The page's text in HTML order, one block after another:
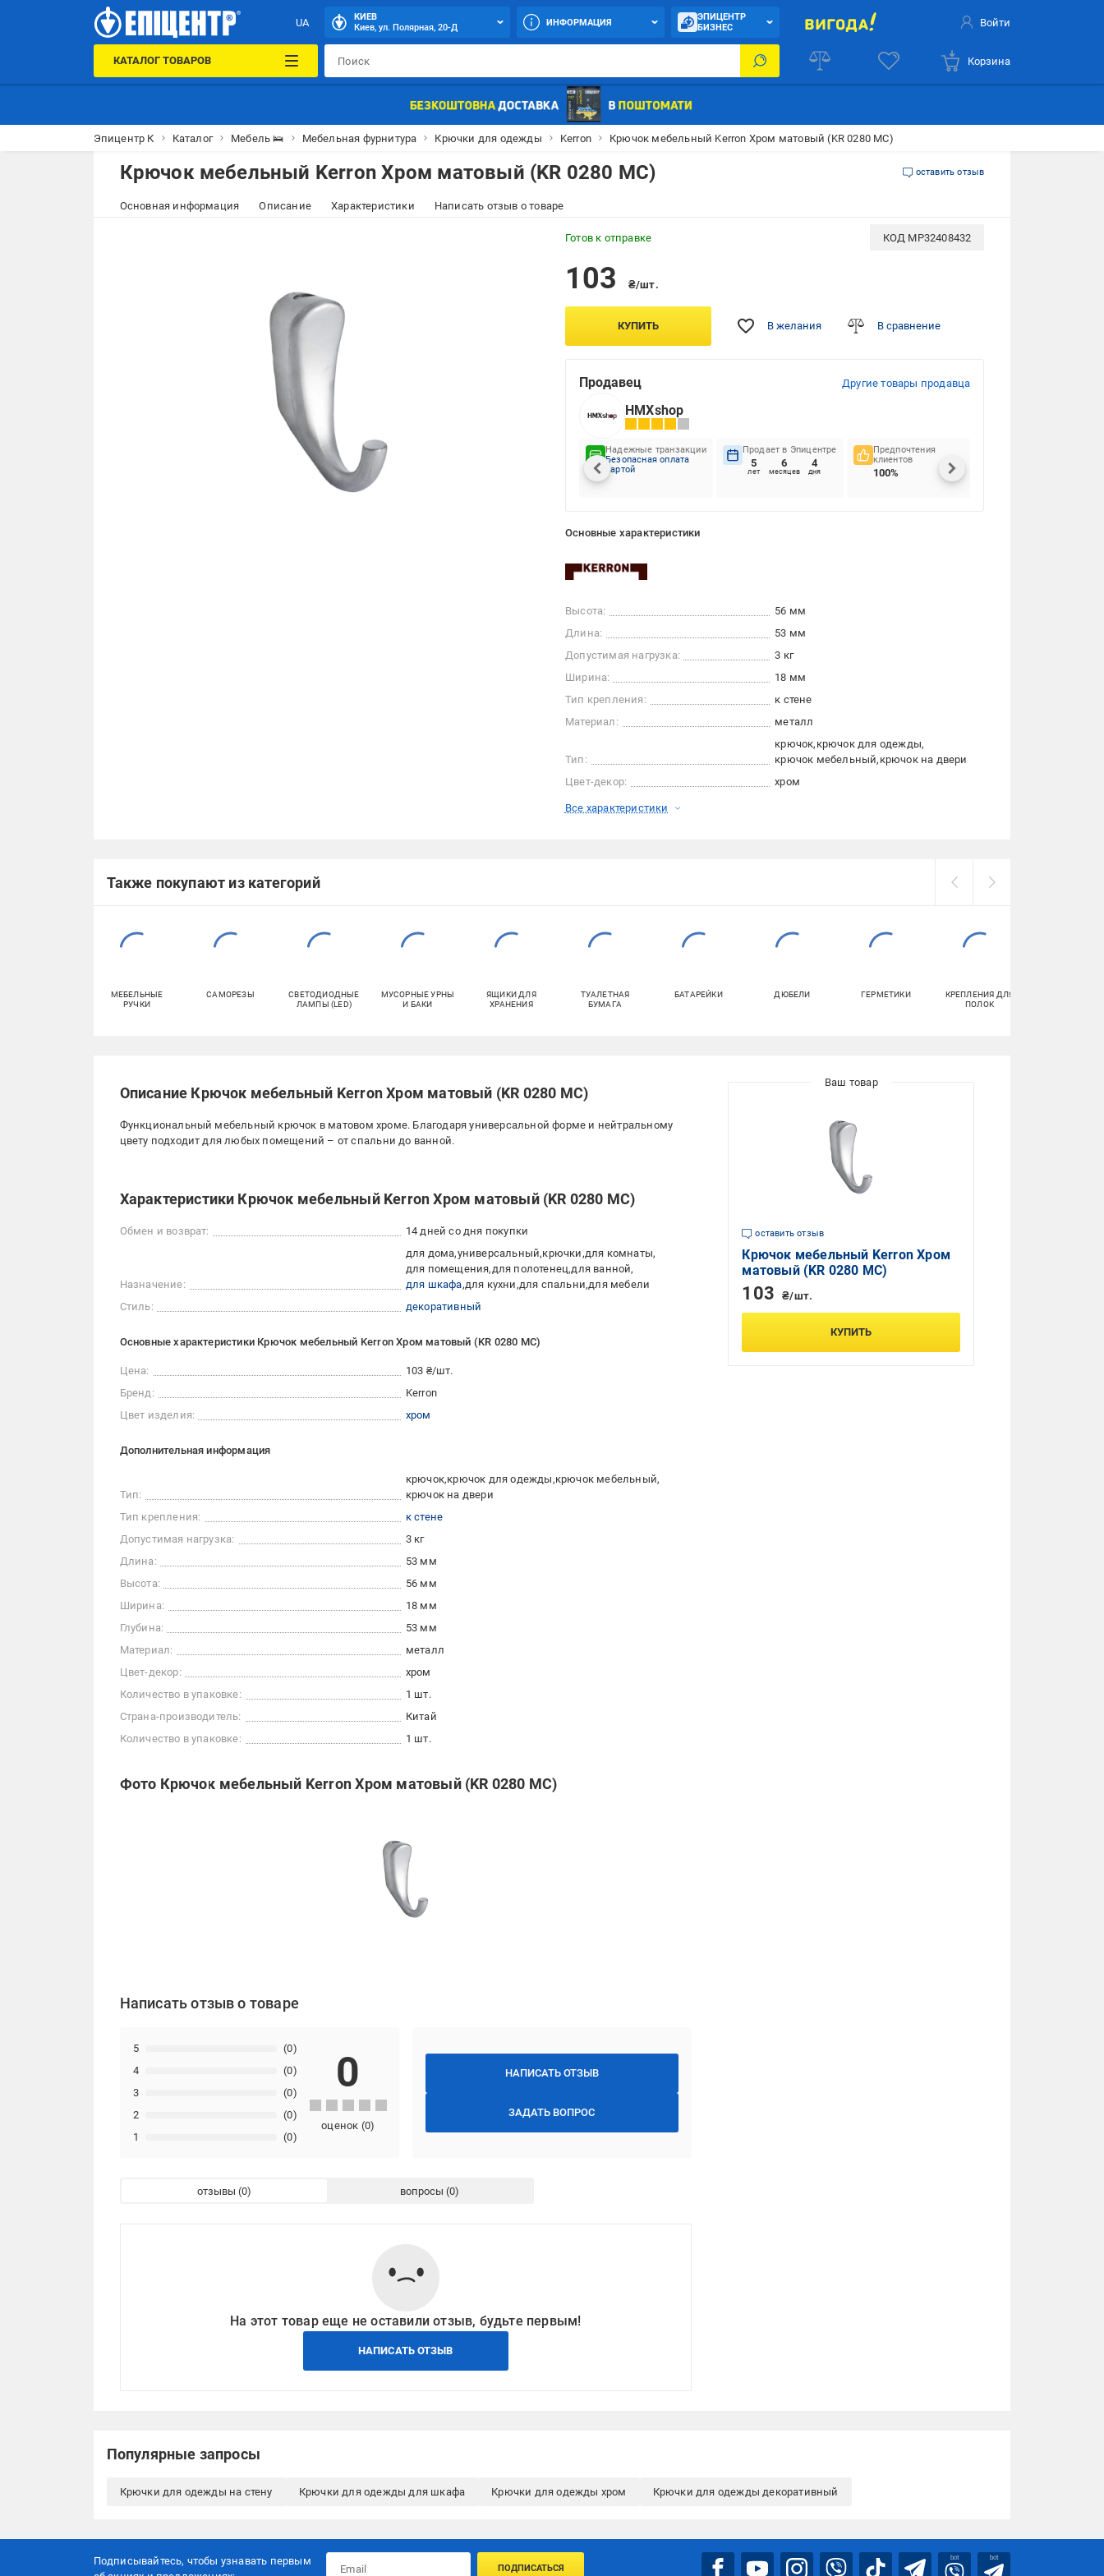
UA
КИЕВ
Киев, ул. Полярная, 20-Д
ИНФОРМАЦИЯ
ЭПИЦЕНТР
БИЗНЕС
Войти
КАТАЛОГ ТОВАРОВ Корзина
Эпицентр К Каталог Мебель 🛌 Мебельная фурнитура Крючки для одежды Kerron Крючок мебельный Kerron Хром матовый (KR 0280 MC)
Крючок мебельный Kerron Хром матовый (KR 0280 MC) оставить отзыв
Основная информация Описание Характеристики Написать отзыв о товаре
Готов к отправке КОД MP32408432
103 ₴/шт.
КУПИТЬ В желания В сравнение
Продавец Другие товары продавца
HMXshop
Надежные транзакции
Безопасная оплата
картой
Продает в Эпицентре
5
лет
6
месяцев
4
дня
Предпочтения
клиентов
100%
Основные характеристики
Высота:
56 мм
Длина:
53 мм
Допустимая нагрузка:
3 кг
Ширина:
18 мм
Тип крепления:
к стене
Материал:
металл
Тип:
крючок крючок для одежды
крючок мебельный крючок на двери
Цвет-декор:
хром
Все характеристики
Также покупают из категорий
МЕБЕЛЬНЫЕ
РУЧКИ
САМОРЕЗЫ
СВЕТОДИОДНЫЕ
ЛАМПЫ (LED)
МУСОРНЫЕ УРНЫ
И БАКИ
ЯЩИКИ ДЛЯ
ХРАНЕНИЯ
ТУАЛЕТНАЯ
БУМАГА
БАТАРЕЙКИ ДЮБЕЛИ ГЕРМЕТИКИ
КРЕПЛЕНИЯ ДЛЯ
ПОЛОК
Описание Крючок мебельный Kerron Хром матовый (KR 0280 MC)
Функциональный мебельный крючок в матовом хроме. Благодаря универсальной форме и нейтральному
цвету подходит для любых помещений – от спальни до ванной.
Характеристики Крючок мебельный Kerron Хром матовый (KR 0280 MC)
Обмен и возврат: 14 дней со дня покупки
Назначение:
для дома универсальный крючки для комнаты
для помещения для полотенец для ванной
для шкафа для кухни для спальни для мебели
Стиль:
декоративный
Основные характеристики Крючок мебельный Kerron Хром матовый (KR 0280 MC)
Цена:
103 ₴/шт.
Бренд:
Kerron
Цвет изделия:
хром
Дополнительная информация
Тип:
крючок крючок для одежды крючок мебельный
крючок на двери
Тип крепления:
к стене
Допустимая нагрузка:
3 кг
Длина:
53 мм
Высота:
56 мм
Ширина:
18 мм
Глубина:
53 мм
Материал:
металл
Цвет-декор:
хром
Количество в упаковке:
1 шт.
Страна-производитель:
Китай
Количество в упаковке:
1 шт.
Фото Крючок мебельный Kerron Хром матовый (KR 0280 MC)
Написать отзыв о товаре
НАПИСАТЬ ОТЗЫВ
ЗАДАТЬ ВОПРОС
1 (0)
2 (0)
3 (0)
4 (0)
5 (0)
0
оценок (0)
отзывы вопросы
На этот товар еще не оставили отзыв, будьте первым!
НАПИСАТЬ ОТЗЫВ
оставить отзыв
Крючок мебельный Kerron Хром
матовый (KR 0280 MC)
103 ₴/шт.
КУПИТЬ
Популярные запросы
Крючки для одежды на стену Крючки для одежды для шкафа Крючки для одежды хром Крючки для одежды декоративный
Подписывайтесь, чтобы узнавать первым
ПОДПИСАТЬСЯ
bot bot